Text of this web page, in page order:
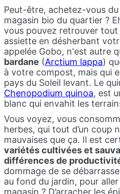
Peut-être, achetez-vous du
magasin bio du quartier ?
vous pouvez retrouver
assiette en désherbant
appelée Gobo, n'est autre
bardane (Arctium lappa)
à votre compost, mais qui
pays du Soleil levant. Le
Chenopodium quinoa, est
blanc qui envahit les
Vous voyez, vous
herbes, qui tout d’un coup
mauvaises que ça. Il est
variétés cultivées et
différences de
dommage de se
au fond du jardin, pour
magasin ? D’arracher les